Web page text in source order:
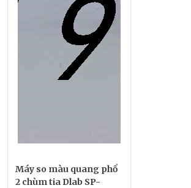
Máy so màu quang phổ
2 chùm tia Dlab SP-